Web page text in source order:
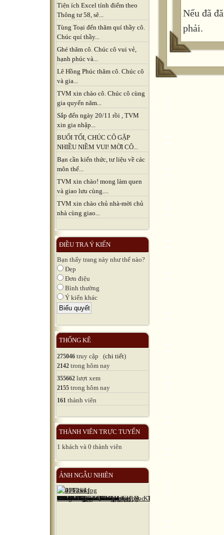
Tiện ích Excel tính điểm theo
Thông tư 58, sẽ...
Tùng Toại đến thăm quí thầy cô.
Chúc quí thầy...
Ghé thăm cô. Chúc cô vui vẻ,
hạnh phúc và...
Lê Hồng Phúc thăm cô. Chúc cô
và gia...
TVM xin chào cô. Chúc cô cùng
gia quyến năm...
Sắp đến ngày 20/11 rồi , TVM
xin gia nhập...
BUỔI TỐI, CHÚC CÔ GẶP
NHIỀU NIỀM VUI! MỜI CÔ...
Bạn cần kiến thức, tư liệu về các
môn thể...
TVM xin chào! mong làm quen
và giao lưu cùng....
TVM xin chào chủ nhà-mời chủ
nhà cùng giao...
ĐIỀU TRA Ý KIẾN
Bạn thấy trang này như thế nào?
Đẹp
Đơn điệu
Bình thường
Ý kiến khác
THỐNG KÊ
275046 truy cập (chi tiết)
2142 trong hôm nay
355662 lượt xem
2155 trong hôm nay
161 thành viên
THÀNH VIÊN TRỰC TUYẾN
1 khách và 0 thành viên
ẢNH NGẪU NHIÊN
Nếu đã
phải.